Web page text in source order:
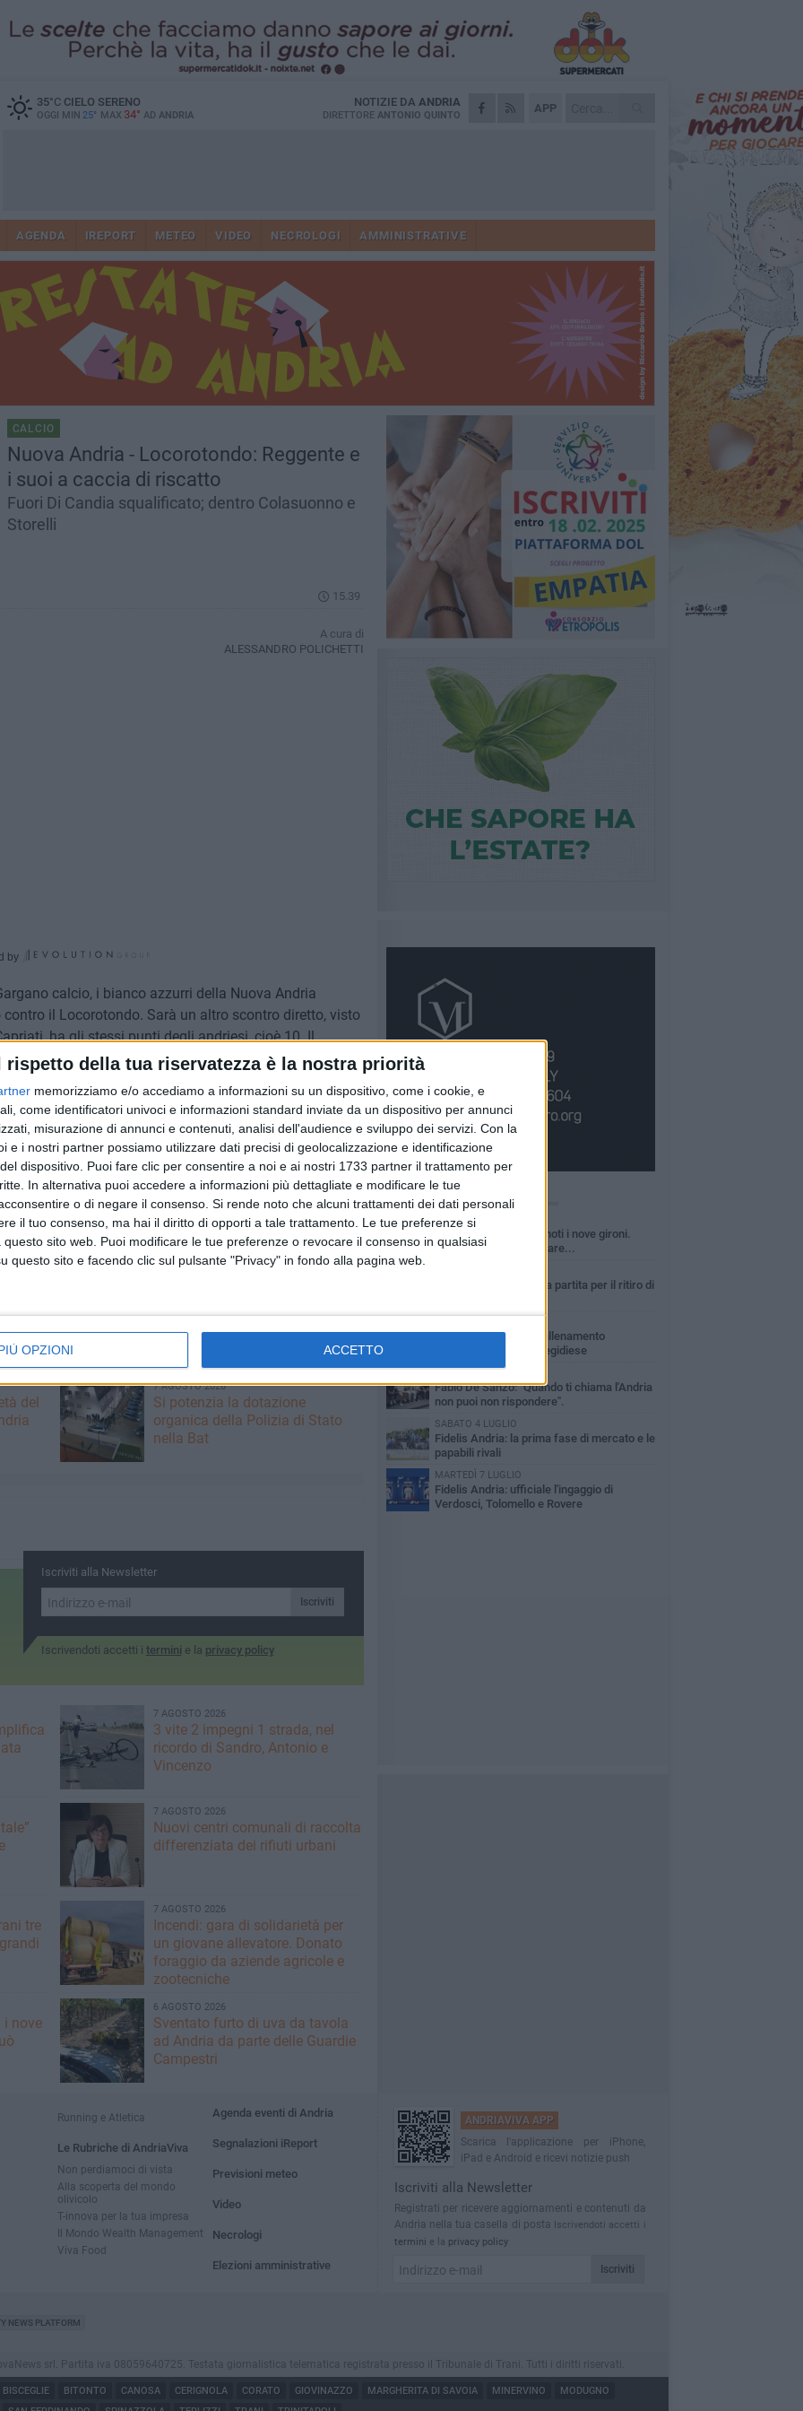
rispetto della tua riservatezza è la nostra priorità
memorizziamo e/o accediamo a informazioni su un dispositivo, come i cookie, e
come identificatori univoci e informazioni standard inviate da un dispositivo per annunci
misurazione di annunci e contenuti, analisi dell'audience e sviluppo dei servizi. Con la
e i nostri partner possiamo utilizzare dati precisi di geolocalizzazione e identificazione
dispositivo. Puoi fare clic per consentire a noi e ai nostri 1733 partner il trattamento per
In alternativa puoi accedere a informazioni più dettagliate e modificare le tue
o di negare il consenso. Si rende noto che alcuni trattamenti dei dati personali
il tuo consenso, ma hai il diritto di opporti a tale trattamento. Le tue preferenze si
sito web. Puoi modificare le tue preferenze o revocare il consenso in qualsiasi
questo sito e facendo clic sul pulsante "Privacy" in fondo alla pagina web.
OPZIONI ACCETTO
35°CCIELO SERENO
OGGI MIN 25° MAX 34° AD ANDRIA
APP
NOTIZIE DA ANDRIA
DIRETTORE ANTONIO QUINTO
AGENDA IREPORT METEO VIDEO NECROLOGI AMMINISTRATIVE
CALCIO
Nuova Andria - Locorotondo: Reggente e
i suoi a caccia di riscatto
Fuori Di Candia squalificato; dentro Colasuonno e
Storelli
15.39
A cura di
ALESSANDRO POLICHETTI
by
calcio, i bianco azzurri della Nuova Andria
il Locorotondo. Sarà un altro scontro diretto, visto
ha gli stessi punti degli andriesi, cioè 10. Il
livellato e per la salvezza si lotterà moltissimo.
3 punti. Ed è ghiotta l'occasione per la Nuova
giocando in casa contro una diretta concorrente per
difensore Di Candia squalificato. In compenso però,
come l'under Colasuonno e Storelli, che rientreranno
quello di vincere e garantirsi i 3 punti che varrebbero
viene da 3 sconfitte consecutive e sarà voglioso
una gara battagliera, vedremo quel che accadrà.
16 dicembre presso il campo sportivo "Fidelis" di
e Victoria Locorotondo. La gara sarà diretta dal
del
7 AGOSTO 2026
Si potenzia la dotazione
organica della Polizia di Stato
nella Bat
Iscriviti alla Newsletter
Iscriviti
Iscrivendoti accetti i termini e la privacy policy
7 AGOSTO 2026
3 vite 2 impegni 1 strada, nel
ricordo di Sandro, Antonio e
Vincenzo
7 AGOSTO 2026
Nuovi centri comunali di raccolta
differenziata dei rifiuti urbani
tre
7 AGOSTO 2026
Incendi: gara di solidarietà per
un giovane allevatore. Donato
foraggio da aziende agricole e
zootecniche
i nove
6 AGOSTO 2026
Sventato furto di uva da tavola
ad Andria da parte delle Guardie
Campestri
PIÙ LETTI QUESTA SETTIMANA
GIOVEDÌ 6 AGOSTO
Serie D 2026/27: resi noti i nove gironi.
Fidelis Andria, si può fare...
Fidelis Andria: squadra partita per il ritiro di
Fidelis Andria ko nell'allenamento
congiunto con la Santegidiese
MARTEDÌ 28 LUGLIO
Fabio De Sanzo: "Quando ti chiama l'Andria
non puoi non rispondere".
SABATO 4 LUGLIO
Fidelis Andria: la prima fase di mercato e le
papabili rivali
MARTEDÌ 7 LUGLIO
Fidelis Andria: ufficiale l'ingaggio di
Verdosci, Tolomello e Rovere
Running e Atletica
Le Rubriche di AndriaViva
Non perdiamoci di vista
Alla scoperta del mondo
olivicolo
T-innova per la tua impresa
Il Mondo Wealth Management
Viva Food
Agenda eventi di Andria
Segnalazioni iReport
Previsioni meteo
Video
Necrologi
Elezioni amministrative
ANDRIAVIVA APP
Scarica l'applicazione per iPhone,
iPad e Android e ricevi notizie push
Iscriviti alla Newsletter
Registrati per ricevere aggiornamenti e contenuti da
Andria nella tua casella di posta
Iscrivendoti accetti i
termini e la privacy policy
Iscriviti
NEWS PLATFORM
srl. Partita iva 08059640725. Testata giornalistica telematica registrata presso il Tribunale di Trani. Tutti i diritti riservati.
BISCEGLIE BITONTO CANOSA CERIGNOLA CORATO GIOVINAZZO MARGHERITA DI SAVOIA MINERVINO
MODUGNO